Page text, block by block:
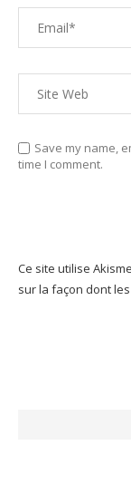
Save my name,
time I comment.
Ce site utilise
sur la façon dont